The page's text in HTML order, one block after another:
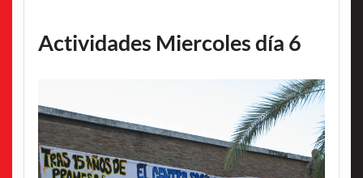
Actividades Miercoles día 6